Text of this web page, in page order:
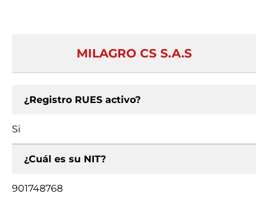
MILAGRO CS S.A.S
¿Registro RUES activo?
Si
¿Cuál es su NIT?
901748768